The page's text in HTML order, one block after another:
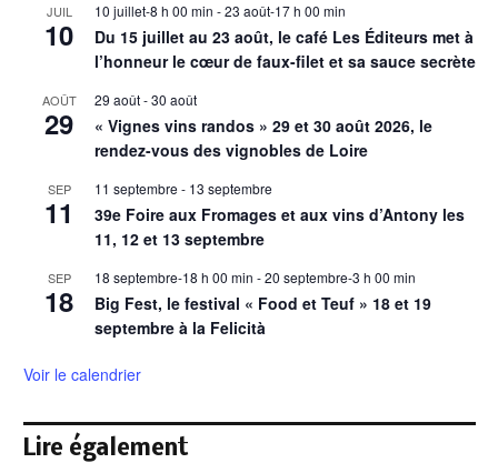
JUIL
10
10 juillet-8 h 00 min -23 août-17 h 00 min
Du 15 juillet au 23 août, le café Les Éditeurs met à
l’honneur le cœur de faux-filet et sa sauce secrète
AOÛT
29
29 août-30 août
« Vignes vins randos » 29 et 30 août 2026, le
rendez-vous des vignobles de Loire
SEP
11
11 septembre - 13 septembre
39e Foire aux Fromages et aux vins d’Antony les
11, 12 et 13 septembre
SEP
18
18 septembre-18 h 00 min -20 septembre-3 h 00 min
Big Fest, le festival « Food et Teuf » 18 et 19
septembre à la Felicità
Voir le calendrier
Lire également